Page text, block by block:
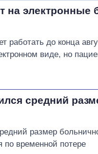
на
работать до конца
виде, но
средний
размер
по временной потере